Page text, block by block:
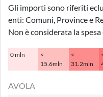
Gli importi sono riferiti
enti: Comuni, Province e
Non è considerata la
0 mln
<
15.6mln
<
31.2mln
AVOLA